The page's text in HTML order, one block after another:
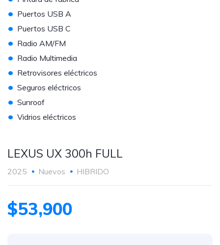
• Puertos USB A
• Puertos USB C
• Radio AM/FM
• Radio Multimedia
• Retrovisores eléctricos
• Seguros eléctricos
• Sunroof
• Vidrios eléctricos
LEXUS UX 300h FULL
2025 Nuevos HIBRIDO
$53,900